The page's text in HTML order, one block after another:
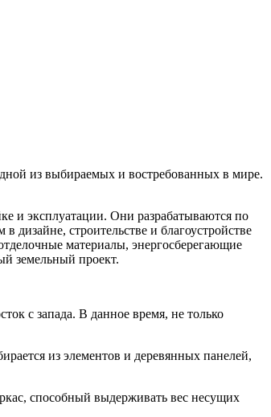
из выбираемых и востребованных в мире.
и эксплуатации. Они разрабатываются по
строительстве и благоустройстве
материалы, энергосберегающие
земельный проект.
с запада. В данное время, не только
из элементов и деревянных панелей,
способный выдерживать вес несущих